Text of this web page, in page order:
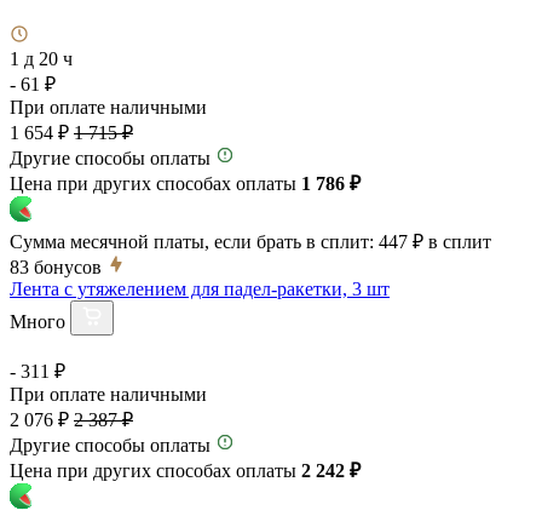
1 д 20 ч
- 61 ₽
При оплате наличными
1 654 ₽ 1 715 ₽
Другие способы оплаты
Цена при других способах оплаты 1 786 ₽
Сумма месячной платы, если брать в сплит: 447 ₽ в сплит
83 бонусов
Лента с утяжелением для падел-ракетки, 3 шт
Много
- 311 ₽
При оплате наличными
2 076 ₽ 2 387 ₽
Другие способы оплаты
Цена при других способах оплаты 2 242 ₽